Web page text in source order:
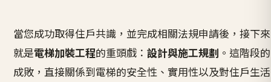
當您成功取得住戶共識，並完成相關法規申請後，接下來
就是電梯加裝工程的重頭戲：設計與施工規劃 。這階段的
成敗，直接關係到電梯的安全性、實用性以及對住戶生活